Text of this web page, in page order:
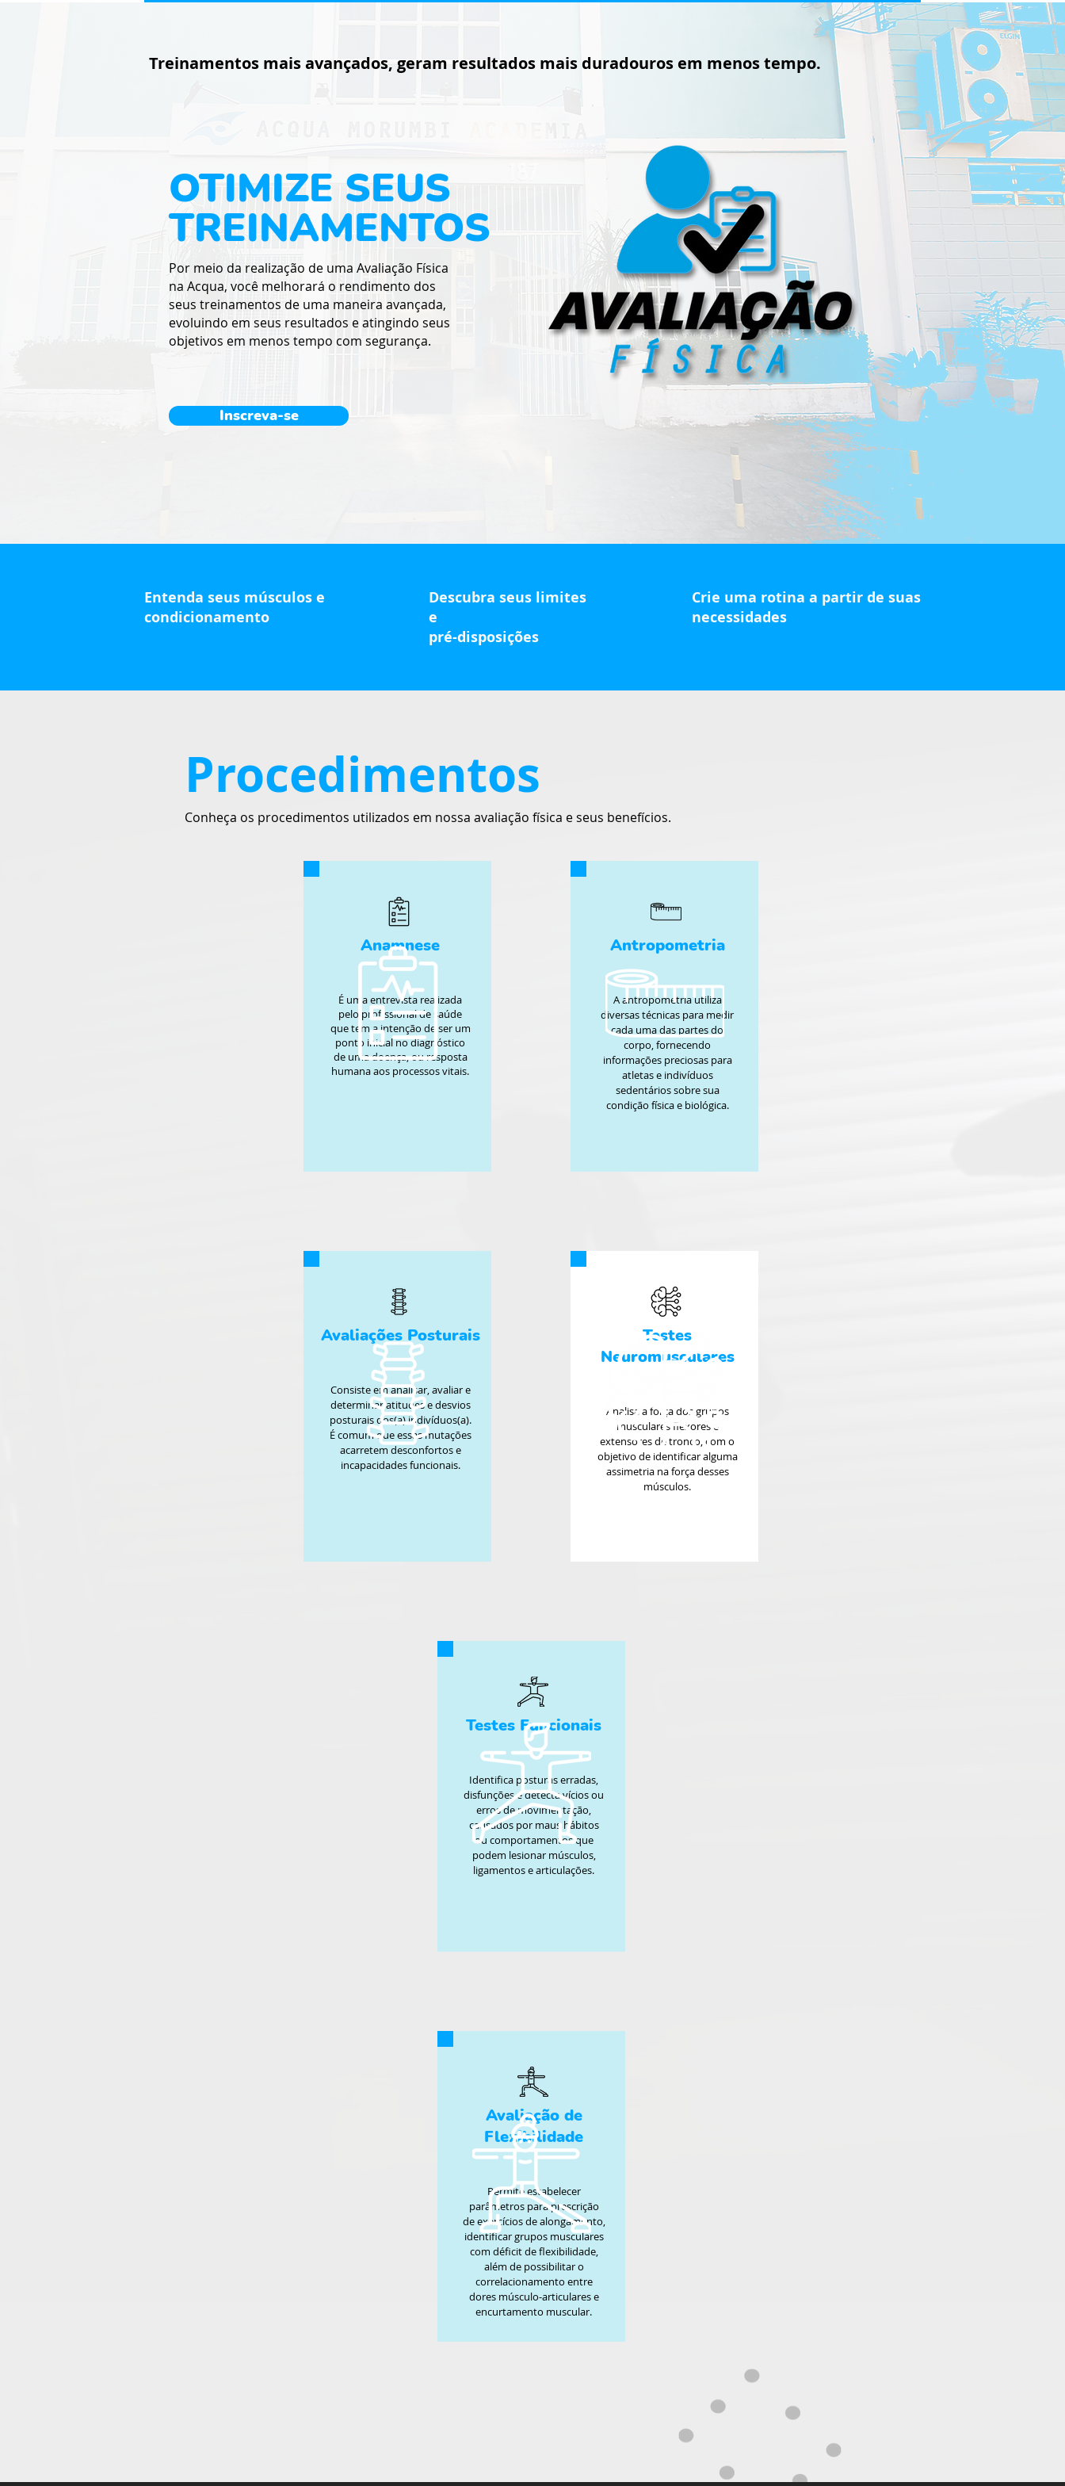
Treinamentos mais avançados, geram resultados mais duradouros em menos tempo.
OTIMIZE SEUS
TREINAMENTOS
Por meio da realização de uma Avaliação Física
na Acqua, você melhorará o rendimento dos
seus treinamentos de uma maneira avançada,
evoluindo em seus resultados e atingindo seus
objetivos em menos tempo com segurança.
Inscreva-se
Entenda seus músculos e
condicionamento
Descubra seus limites
e
pré-disposições
Crie uma rotina a partir de suas
necessidades
Procedimentos
Conheça os procedimentos utilizados em nossa avaliação física e seus benefícios.
Anamnese
É uma entrevista realizada
pelo profissional de saúde
que tem a intenção de ser um
ponto inicial no diagnóstico
de uma doença, ou resposta
humana aos processos vitais.
Avaliações Posturais
Consiste em analisar, avaliar e
determinar atitudes e desvios
posturais dos(a) indivíduos(a).
É comum que essas mutações
acarretem desconfortos e
incapacidades funcionais.
Antropometria
A antropometria utiliza
diversas técnicas para medir
cada uma das partes do
corpo, fornecendo
informações preciosas para
atletas e indivíduos
sedentários sobre sua
condição física e biológica.
Testes
Neuromusculares
Analisa a força dos grupos
musculares flexores e
extensores de tronco, com o
objetivo de identificar alguma
assimetria na força desses
músculos.
Testes Funcionais
Identifica posturas erradas,
disfunções e detecta vícios ou
erros de movimentação,
causados por maus hábitos
ou comportamentos que
podem lesionar músculos,
ligamentos e articulações.
Avaliação de
Flexibilidade
Permite estabelecer
parâmetros para prescrição
de exercícios de alongamento,
identificar grupos musculares
com déficit de flexibilidade,
além de possibilitar o
correlacionamento entre
dores músculo-articulares e
encurtamento muscular.